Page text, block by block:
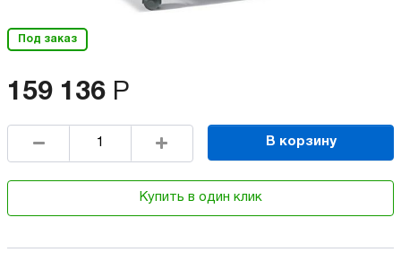
Под заказ
159 136 Р
В корзину
Купить в один клик